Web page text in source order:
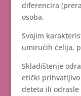
diferencira
osoba.
Svojim
umirućih ćelija,
Skladištenje
etički
deteta ili odrasle